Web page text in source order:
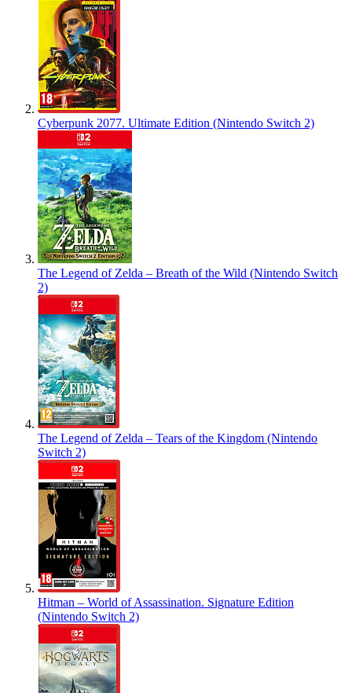
Cyberpunk 2077. Ultimate Edition (Nintendo Switch 2)
The Legend of Zelda – Breath of the Wild (Nintendo Switch
2)
The Legend of Zelda – Tears of the Kingdom (Nintendo
Switch 2)
Hitman – World of Assassination. Signature Edition
(Nintendo Switch 2)